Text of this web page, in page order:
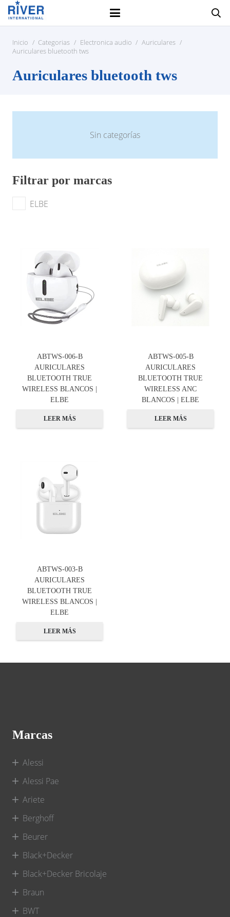
Inicio / Categorias / Electronica audio / Auriculares /
Auriculares bluetooth tws
Auriculares bluetooth tws
Sin categorías
Filtrar por marcas
ELBE
ABTWS-006-B
AURICULARES
BLUETOOTH TRUE
WIRELESS BLANCOS |
ELBE
LEER MÁS
ABTWS-005-B
AURICULARES
BLUETOOTH TRUE
WIRELESS ANC
BLANCOS | ELBE
LEER MÁS
ABTWS-003-B
AURICULARES
BLUETOOTH TRUE
WIRELESS BLANCOS |
ELBE
LEER MÁS
Marcas
Alessi
Alessi Pae
Ariete
Berghoff
Beurer
Black+Decker
Black+Decker Bricolaje
Braun
BWT